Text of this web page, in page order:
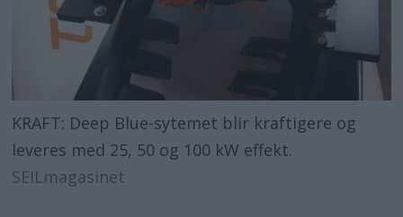
KRAFT: Deep Blue-sytemet blir kraftigere og
leveres med 25, 50 og 100 kW effekt.
SEILmagasinet